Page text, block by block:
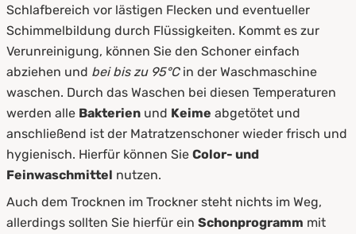
Schlafbereich vor lästigen Flecken und eventueller
Schimmelbildung durch Flüssigkeiten. Kommt es zur
Verunreinigung, können Sie den Schoner einfach
abziehen und bei bis zu 95°Cin der Waschmaschine
waschen. Durch das Waschen bei diesen Temperaturen
werden alle Bakterien und Keime abgetötet und
anschließend ist der Matratzenschoner wieder frisch und
hygienisch. Hierfür können Sie Color- und
Feinwaschmittel nutzen.
Auch dem Trocknen im Trockner steht nichts im Weg,
allerdings sollten Sie hierfür ein Schonprogramm mit